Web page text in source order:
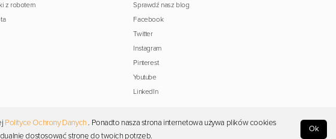
z robotem
Sprawdź nasz blog
Facebook
Twitter
Instagram
Pinterest
Youtube
LinkedIn
Polityce Ochrony Danych . Ponadto nasza strona internetowa używa plików cookies
dostosować stronę do twoich potrzeb.
Ok